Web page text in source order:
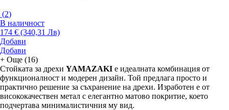
(2)
В наличност
174 € (340,31 Лв)
Добави
Добави
+ Още (16)
Стойката за дрехи YAMAZAKI е идеалната комбинация от
функционалност и модерен дизайн. Той предлага просто и
практично решение за съхранение на дрехи. Изработен е от
висококачествен метал с елегантно матово покритие, което
подчертава минималистичния му вид.